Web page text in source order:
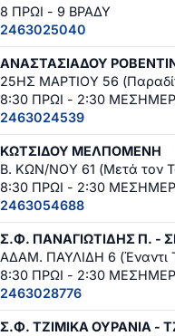
8 ΠΡΩΙ - 9 ΒΡΑΔΥ
2463025040
ΑΝΑΣΤΑΣΙΑΔΟΥ
25ΗΣ ΜΑΡΤΙΟΥ 56
8:30 ΠΡΩΙ - 2:30
2463024539
ΚΩΤΣΙΔΟΥ ΜΕΛΠΟΜΕΝΗ
Β. ΚΩΝ/ΝΟΥ 61 (Μετά τον
8:30 ΠΡΩΙ - 2:30
2463054688
Σ.Φ. ΠΑΝΑΓΙΩΤΙΔΗΣ Π. -
ΑΔΑΜ. ΠΑΥΛΙΔΗ 6 (Έναντι
8:30 ΠΡΩΙ - 2:30
2463028776
Σ.Φ. ΤΖΙΜΙΚΑ ΟΥΡΑΝΙΑ -